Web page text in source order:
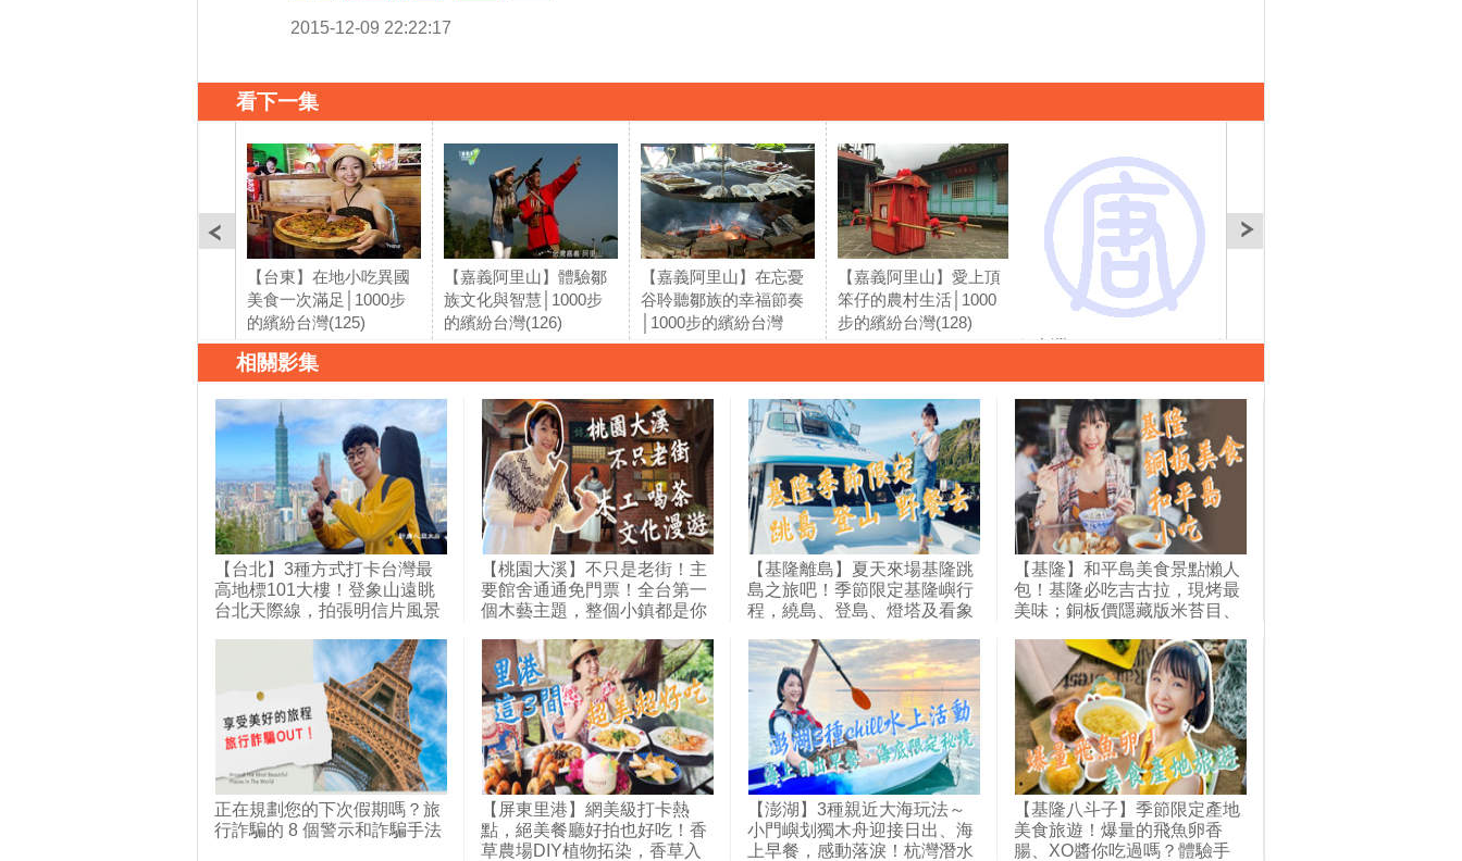
2015-12-09 22:22:17
看下一集
【台東】在地小吃異國
美食一次滿足│1000步
的繽紛台灣(125)
【嘉義阿里山】體驗鄒
族文化與智慧│1000步
的繽紛台灣(126)
【嘉義阿里山】在忘憂
谷聆聽鄒族的幸福節奏
│1000步的繽紛台灣
(127)
【嘉義阿里山】愛上頂
笨仔的農村生活│1000
步的繽紛台灣(128)
【雲林西螺】在西螺大
橋上喝咖啡．來場文青
小旅行│1000步的繽紛
台灣(129)
灣(130)
相關影集
【台北】3種方式打卡台灣最
高地標101大樓！登象山遠眺
台北天際線，拍張明信片風景
村，復古與摩登的碰撞比煙火
還精彩；電梯直上101樓戶外
觀景台，360度高空俯瞰大台
北！｜1000步的繽紛台灣
(404)
【桃園大溪】不只是老街！主
要館舍通通免門票！全台第一
個木藝主題，整個小鎮都是你
意木器；在百年老屋裡沏一壺
好茶、聽故事；文青必遊行
程！快來趟大溪文化漫遊之旅
～｜1000步的繽紛台灣(428)
【基隆離島】夏天來場基隆跳
島之旅吧！季節限定基隆嶼行
程，繞島、登島、燈塔及看象
力；最近離島不用搭船也能
到！和平島海水游泳池，邊玩
水邊野餐，挑戰尋找十大守護
岩～｜1000步的繽紛台灣
(418)
【基隆】和平島美食景點懶人
包！基隆必吃吉古拉，現烤最
美味；銅板價隱藏版米苔目、
地美食青苔水餃，紅磚老屋吃
古早味剉冰！｜1000步的繽紛
台灣(419)
正在規劃您的下次假期嗎？旅
行詐騙的 8 個警示和詐騙手法
【屏東里港】網美級打卡熱
點，絕美餐廳好拍也好吃！香
草農場DIY植物拓染，香草入
【澎湖】3種親近大海玩法～
小門嶼划獨木舟迎接日出、海
上早餐，感動落淚！杭灣潛水
【基隆八斗子】季節限定產地
美食旅遊！爆量的飛魚卵香
腸、XO醬你吃過嗎？體驗手